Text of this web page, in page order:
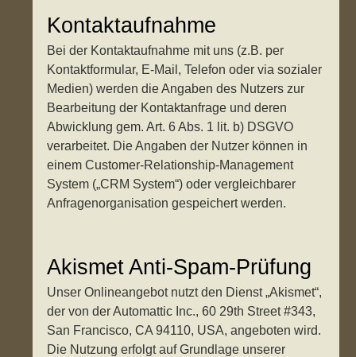
Kontaktaufnahme
Bei der Kontaktaufnahme mit uns (z.B. per
Kontaktformular, E-Mail, Telefon oder via sozialer
Medien) werden die Angaben des Nutzers zur
Bearbeitung der Kontaktanfrage und deren
Abwicklung gem. Art. 6 Abs. 1 lit. b) DSGVO
verarbeitet. Die Angaben der Nutzer können in
einem Customer-Relationship-Management
System („CRM System“) oder vergleichbarer
Anfragenorganisation gespeichert werden.
Akismet Anti-Spam-Prüfung
Unser Onlineangebot nutzt den Dienst „Akismet“,
der von der Automattic Inc., 60 29th Street #343,
San Francisco, CA 94110, USA, angeboten wird.
Die Nutzung erfolgt auf Grundlage unserer